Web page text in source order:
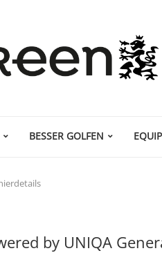
BESSER GOLFEN
by UNIQA